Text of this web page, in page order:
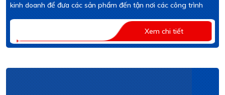
kinh doanh để đưa các sản phẩm đến tận nơi các công trình
Xem chi tiết